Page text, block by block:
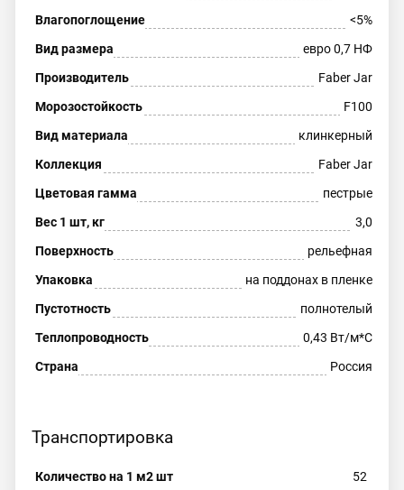
Влагопоглощение
<5%
Вид размера
евро 0,7 НФ
Производитель
Faber Jar
Морозостойкость
F100
Вид материала
клинкерный
Коллекция
Faber Jar
Цветовая гамма
пестрые
Вес 1 шт, кг
3,0
Поверхность
рельефная
Упаковка
на поддонах в пленке
Пустотность
полнотелый
Теплопроводность
0,43 Вт/м*С
Страна
Россия
Транспортировка
Количество на 1 м2 шт
52